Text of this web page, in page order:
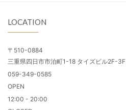
LOCATION
〒510-0884
三重県四日市市泊町1-18 タイズビル2F-3F
059-349-0585
OPEN
12:00 - 20:00